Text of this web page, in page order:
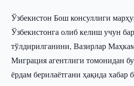
Ўзбекистон Бош консуллиги
Ўзбекистонга олиб келиш учун
тўлдирилганини, Вазирлар
Миграция агентлиги томонидан
ёрдам берилаётгани ҳақида хабар